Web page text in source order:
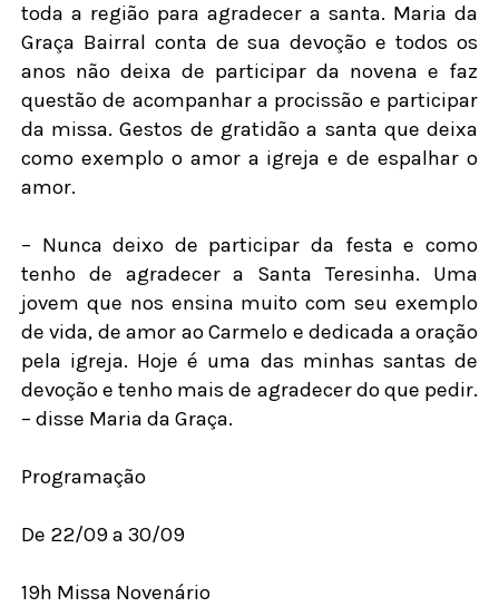
toda a região para agradecer a santa. Maria da
Graça Bairral conta de sua devoção e todos os
anos não deixa de participar da novena e faz
questão de acompanhar a procissão e participar
da missa. Gestos de gratidão a santa que deixa
como exemplo o amor a igreja e de espalhar o
amor.
– Nunca deixo de participar da festa e como
tenho de agradecer a Santa Teresinha. Uma
jovem que nos ensina muito com seu exemplo
de vida, de amor ao Carmelo e dedicada a oração
pela igreja. Hoje é uma das minhas santas de
devoção e tenho mais de agradecer do que pedir.
– disse Maria da Graça.
Programação
De 22/09 a 30/09
19h Missa Novenário